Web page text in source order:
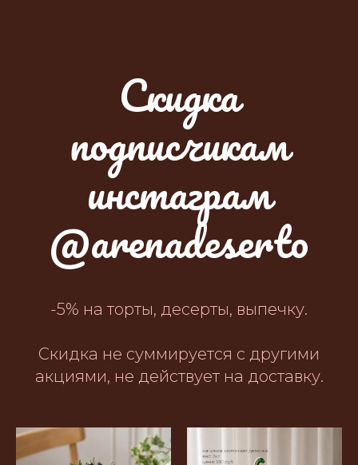
Скидка
подписчикам
инстаграм
@arenadeserto
-5% на торты, десерты, выпечку.
Скидка не суммируется с другими
акциями, не действует на доставку.